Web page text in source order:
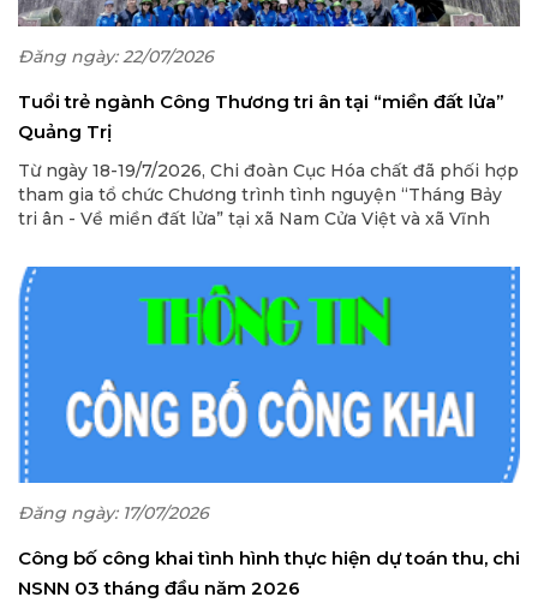
Đăng ngày: 22/07/2026
Tuổi trẻ ngành Công Thương tri ân tại “miền đất lửa”
Quảng Trị
Từ ngày 18-19/7/2026, Chi đoàn Cục Hóa chất đã phối hợp
tham gia tổ chức Chương trình tình nguyện “Tháng Bảy
tri ân - Về miền đất lửa” tại xã Nam Cửa Việt và xã Vĩnh
mại và Đoàn thanh niên Ủy ban Cạnh tranh Quốc gia (Bộ
Công Thương) cùng các cơ sở Đoàn thuộc Đoàn Thanh
niên Bộ Công Thương tổ chức
Đăng ngày: 17/07/2026
Công bố công khai tình hình thực hiện dự toán thu, chi
NSNN 03 tháng đầu năm 2026